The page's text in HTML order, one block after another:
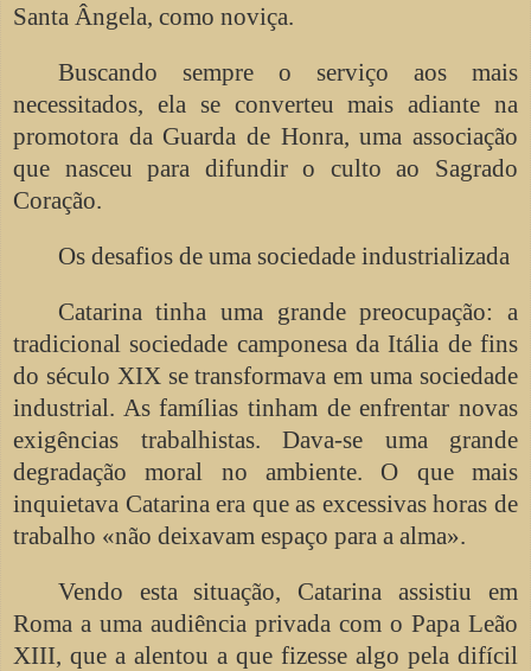
Santa Ângela, como noviça.
Buscando sempre o serviço aos mais
necessitados, ela se converteu mais adiante na
promotora da Guarda de Honra, uma associação
que nasceu para difundir o culto ao Sagrado
Coração.
Os desafios de uma sociedade industrializada
Catarina tinha uma grande preocupação: a
tradicional sociedade camponesa da Itália de fins
do século XIX se transformava em uma sociedade
industrial. As famílias tinham de enfrentar novas
exigências trabalhistas. Dava-se uma grande
degradação moral no ambiente. O que mais
inquietava Catarina era que as excessivas horas de
trabalho «não deixavam espaço para a alma».
Vendo esta situação, Catarina assistiu em
Roma a uma audiência privada com o Papa Leão
XIII, que a alentou a que fizesse algo pela difícil